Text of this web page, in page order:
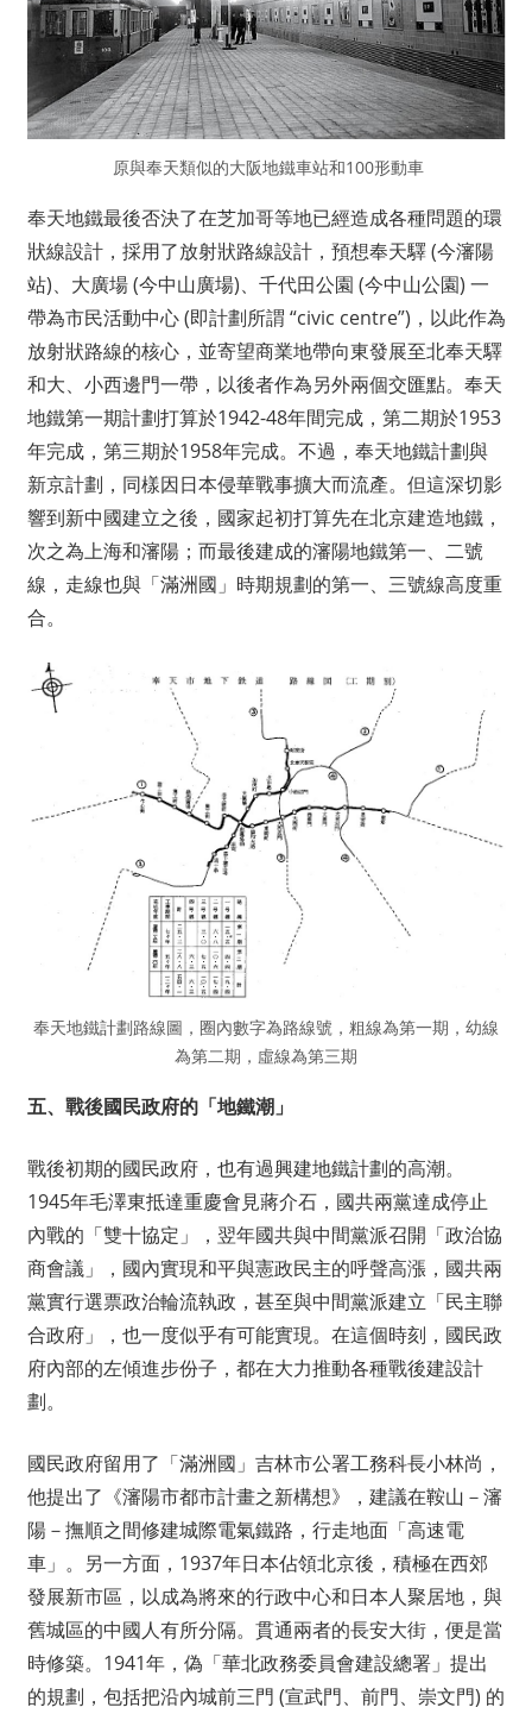
原與奉天類似的大阪地鐵車站和100形動車
奉天地鐵最後否決了在芝加哥等地已經造成各種問題的環
狀線設計，採用了放射狀路線設計，預想奉天驛 (今瀋陽
站)、大廣場 (今中山廣場)、千代田公園 (今中山公園) 一
帶為市民活動中心 (即計劃所謂 “civic centre”)，以此作為
放射狀路線的核心，並寄望商業地帶向東發展至北奉天驛
和大、小西邊門一帶，以後者作為另外兩個交匯點。奉天
地鐵第一期計劃打算於1942-48年間完成，第二期於1953
年完成，第三期於1958年完成。不過，奉天地鐵計劃與
新京計劃，同樣因日本侵華戰事擴大而流產。但這深切影
響到新中國建立之後，國家起初打算先在北京建造地鐵，
次之為上海和瀋陽；而最後建成的瀋陽地鐵第一、二號
線，走線也與「滿洲國」時期規劃的第一、三號線高度重
合。
奉天地鐵計劃路線圖，圈內數字為路線號，粗線為第一期，幼線
為第二期，虛線為第三期
五、戰後國民政府的「地鐵潮」
戰後初期的國民政府，也有過興建地鐵計劃的高潮。
1945年毛澤東抵達重慶會見蔣介石，國共兩黨達成停止
內戰的「雙十協定」，翌年國共與中間黨派召開「政治協
商會議」，國內實現和平與憲政民主的呼聲高漲，國共兩
黨實行選票政治輪流執政，甚至與中間黨派建立「民主聯
合政府」，也一度似乎有可能實現。在這個時刻，國民政
府內部的左傾進步份子，都在大力推動各種戰後建設計
劃。
國民政府留用了「滿洲國」吉林市公署工務科長小林尚，
他提出了《瀋陽市都市計畫之新構想》，建議在鞍山－瀋
陽－撫順之間修建城際電氣鐵路，行走地面「高速電
車」。另一方面，1937年日本佔領北京後，積極在西郊
發展新市區，以成為將來的行政中心和日本人聚居地，與
舊城區的中國人有所分隔。貫通兩者的長安大街，便是當
時修築。1941年，偽「華北政務委員會建設總署」提出
的規劃，包括把沿內城前三門 (宣武門、前門、崇文門) 的